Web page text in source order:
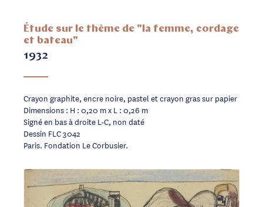
Étude sur le thème de "la femme, cordage
et bateau"
1932
Crayon graphite, encre noire, pastel et crayon gras sur papier
Dimensions : H : 0,20 m x L : 0,26 m
Signé en bas à droite L-C, non daté
Dessin FLC 3042
Paris. Fondation Le Corbusier.